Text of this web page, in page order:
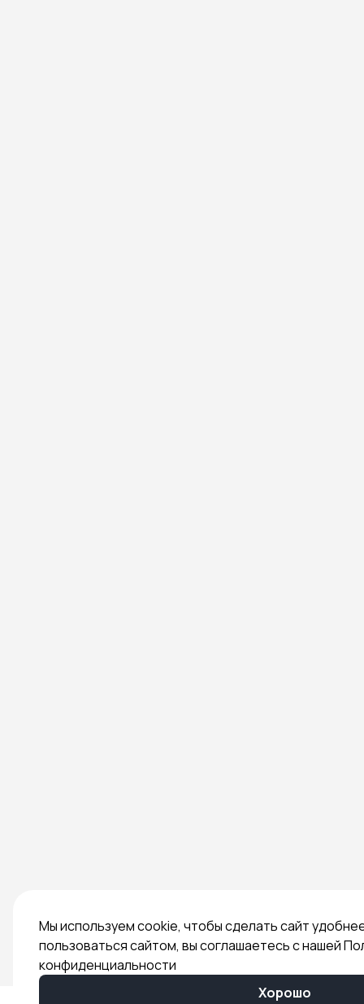
Мы используем cookie, чтобы сделать сайт
пользоваться сайтом, вы соглашаетесь с нашей
конфиденциальности
Хорошо